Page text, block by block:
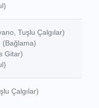
Tuşlu Çalgılar)
(Bağlama)
Gitar)
Çalgılar)